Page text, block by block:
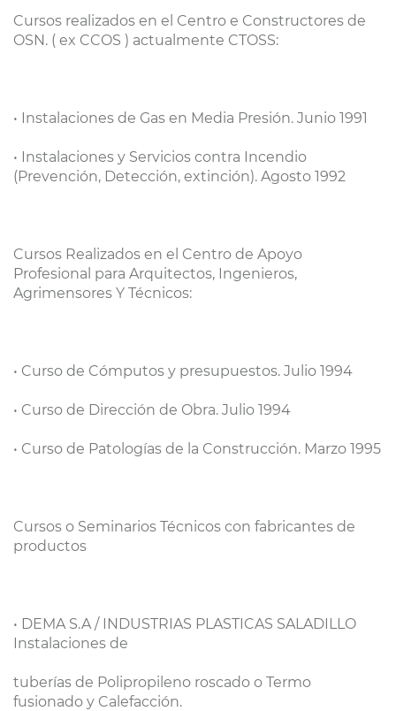
Cursos realizados en el Centro e Constructores de
OSN. ( ex CCOS ) actualmente CTOSS:
• Instalaciones de Gas en Media Presión. Junio 1991
• Instalaciones y Servicios contra Incendio
(Prevención, Detección, extinción). Agosto 1992
Cursos Realizados en el Centro de Apoyo
Profesional para Arquitectos, Ingenieros,
Agrimensores Y Técnicos:
• Curso de Cómputos y presupuestos. Julio 1994
• Curso de Dirección de Obra. Julio 1994
• Curso de Patologías de la Construcción. Marzo 1995
Cursos o Seminarios Técnicos con fabricantes de
productos
• DEMA S.A / INDUSTRIAS PLASTICAS SALADILLO
Instalaciones de
tuberías de Polipropileno roscado o Termo
fusionado y Calefacción.